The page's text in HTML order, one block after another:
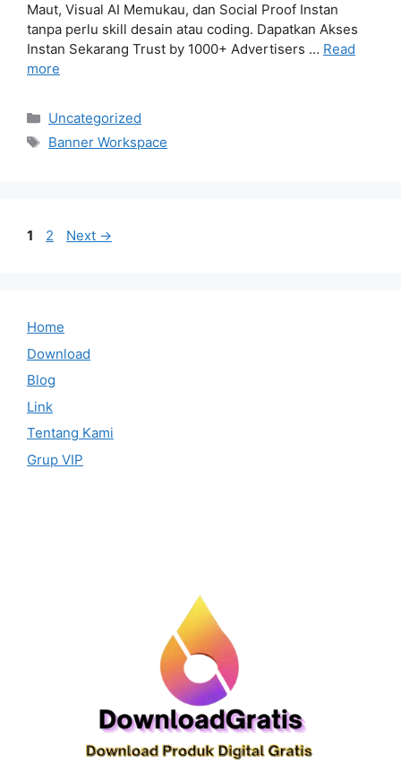
Maut, Visual AI Memukau, dan Social Proof Instan
tanpa perlu skill desain atau coding. Dapatkan Akses
Instan Sekarang Trust by 1000+ Advertisers … Read
more
Categories
Uncategorized
Tags
Banner Workspace
Page
1 Page
2 Next →
Home
Download
Blog
Link
Tentang Kami
Grup VIP